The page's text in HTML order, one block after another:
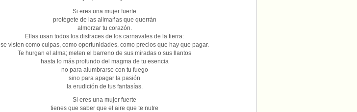
Si eres una mujer fuerte
protégete de las alimañas que querrán
almorzar tu corazón.
Ellas usan todos los disfraces de los carnavales de la tierra:
se visten como culpas, como oportunidades, como precios que hay que pagar.
Te hurgan el alma; meten el barreno de sus miradas o sus llantos
hasta lo más profundo del magma de tu esencia
no para alumbrarse con tu fuego
sino para apagar la pasión
la erudición de tus fantasías.
Si eres una mujer fuerte
tienes que saber que el aire que te nutre